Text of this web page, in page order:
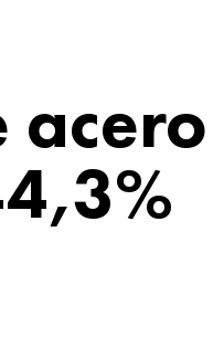
acero